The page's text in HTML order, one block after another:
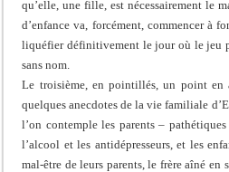
qu’elle, une fille, est nécessairement le
d’enfance va, forcément, commencer à
liquéfier définitivement le jour où le jeu
sans nom.
Le troisième, en pointillés, un point en
quelques anecdotes de la vie familiale
l’on contemple les parents –
l’alcool et les antidépresseurs, et les
mal-être de leurs parents, le frère aîné en